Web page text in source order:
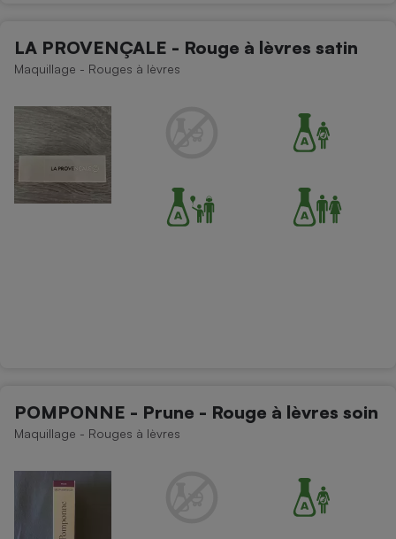
LA PROVENÇALE - Rouge à lèvres satin
Maquillage - Rouges à lèvres
POMPONNE - Prune - Rouge à lèvres soin
Maquillage - Rouges à lèvres